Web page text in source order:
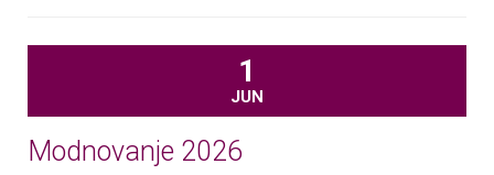
1
JUN
Modnovanje 2026